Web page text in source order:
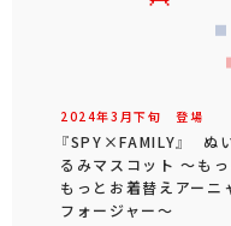
2024年3 月下旬 登場
『SPY×FAMILY』 ぬ
るみマスコット ～もっ
もっとお着替えアーニ
フォージャー～